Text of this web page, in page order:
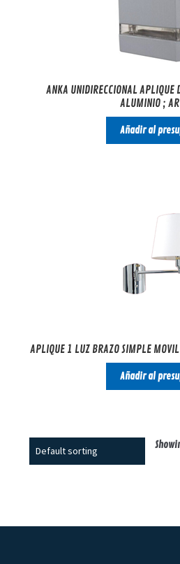
ANKA UNIDIRECCIONAL
ALUMINIO ;
Añadir al
APLIQUE 1 LUZ BRAZO SIMPLE
Añadir al